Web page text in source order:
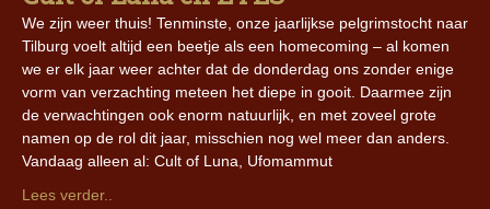
We zijn weer thuis! Tenminste, onze jaarlijkse pelgrimstocht naar
Tilburg voelt altijd een beetje als een homecoming – al komen
we er elk jaar weer achter dat de donderdag ons zonder enige
vorm van verzachting meteen het diepe in gooit. Daarmee zijn
de verwachtingen ook enorm natuurlijk, en met zoveel grote
namen op de rol dit jaar, misschien nog wel meer dan anders.
Vandaag alleen al: Cult of Luna, Ufomammut
Lees verder..